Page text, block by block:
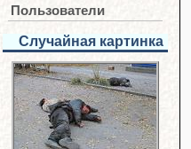
Пользователи
Случайная картинка